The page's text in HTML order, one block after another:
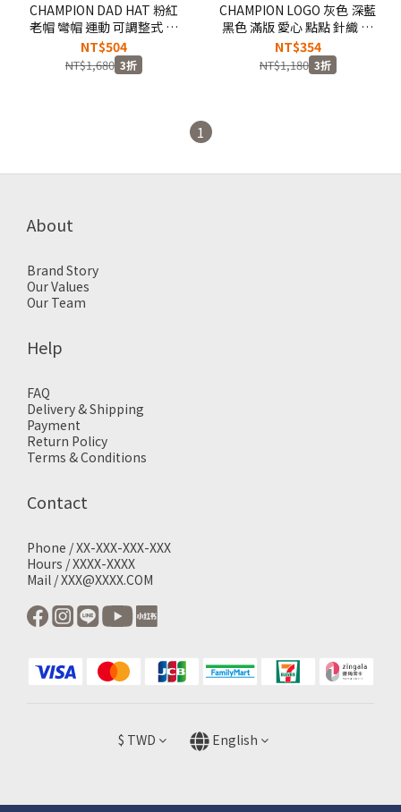
CHAMPION DAD HAT 粉紅
老帽 彎帽 運動 可調整式 棒
球帽【C8-K703C-910】!!出
清商品售出無退換!!
NT$504
NT$1,680 3折
CHAMPION LOGO 灰色 深藍
黑色 滿版 愛心 點點 針織 毛
線 毛帽【H1062】!!出清商
品售出無退換!!
NT$354
NT$1,180 3折
1
About
Brand Story
Our Values
Our Team
Help
FAQ
Delivery & Shipping
Payment
Return Policy
Terms & Conditions
Contact
Phone / XX-XXX-XXX-XXX
Hours / XXXX-XXXX
Mail / XXX@XXXX.COM
$ TWD English